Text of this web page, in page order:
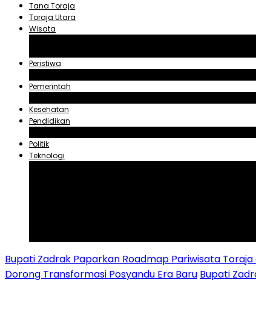
Tana Toraja
Toraja Utara
Wisata
Peristiwa
Pemerintah
Kesehatan
Pendidikan
Politik
Teknologi
Bupati Zadrak Paparkan Roadmap Pariwisata Toraja
Dorong Transformasi Posyandu Era Baru Bupati